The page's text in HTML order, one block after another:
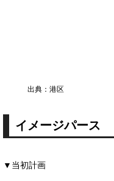
出典：港区
イメージパース
▼当初計画